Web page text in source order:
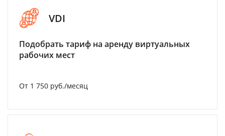
VDI
Подобрать тариф на аренду виртуальных
рабочих мест
От 1 750 руб./месяц